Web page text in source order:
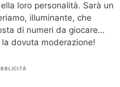
loro personalità. Sarà un
illuminante, che
di numeri da giocare…
dovuta moderazione!